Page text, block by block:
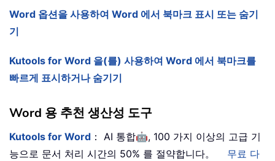
Word 옵션을 사용하여 Word 에서 북마크 표시 또는 숨기
기
Kutools for Word 을(를) 사용하여 Word 에서 북마크를
빠르게 표시하거나 숨기기
Word 용 추천 생산성 도구
Kutools for Word ： AI 통합🤖, 100 가지 이상의 고급 기
능으로 문서 처리 시간의 50% 를 절약합니다。
무료 다